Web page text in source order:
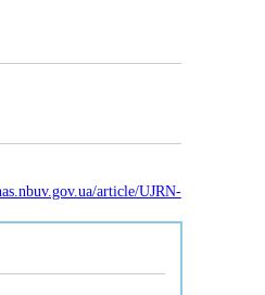
article/UJRN-